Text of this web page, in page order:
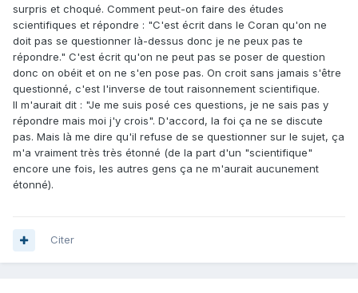
faute, qu ils n ont pas de moyens ou qu ils ne sont pas
soutenus par leur fac, mais combien d entre eux ont des
collections acquisent sur le terrain ? être scientifique c est
être curieux des choses et chercher un pourquoi ,
accepter de le remettre en questionquand les faits
contredisent nos propres recherches.
les chercheurs étrangers les premiers, ne laissent pas les
locaux publies librement des articles important sans mettre
leur noms en premier sur la publication, combien de
spécimens en collections dans les fac marocaines?
spécimens peu accessible malheureusement pour les
étudiants chercheurs , pas de matériel de comparaison , la
plupart se marieront et oublieront même la paléontologie, c
surpris et choqué. Comment peut-on faire des études
scientifiques et répondre : "C'est écrit dans le Coran qu'on ne
doit pas se questionner là-dessus donc je ne peux pas te
répondre." C'est écrit qu'on ne peut pas se poser de question
donc on obéit et on ne s'en pose pas. On croit sans jamais s'être
questionné, c'est l'inverse de tout raisonnement scientifique.
Il m'aurait dit : "Je me suis posé ces questions, je ne sais pas y
répondre mais moi j'y crois". D'accord, la foi ça ne se discute
pas. Mais là me dire qu'il refuse de se questionner sur le sujet, ça
m'a vraiment très très étonné (de la part d'un "scientifique"
encore une fois, les autres gens ça ne m'aurait aucunement
étonné).
Citer